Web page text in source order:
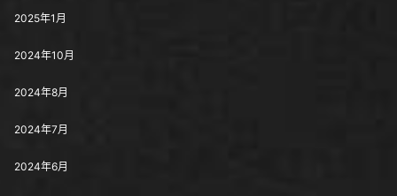
2025年1月
2024年10月
2024年8月
2024年7月
2024年6月